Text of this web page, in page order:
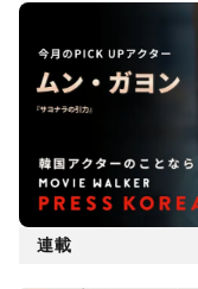
連載